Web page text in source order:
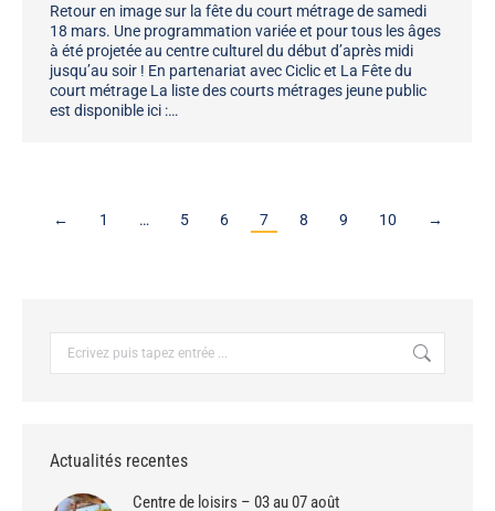
Retour en image sur la fête du court métrage de samedi
18 mars. Une programmation variée et pour tous les âges
à été projetée au centre culturel du début d’après midi
jusqu’au soir ! En partenariat avec Ciclic et La Fête du
court métrage La liste des courts métrages jeune public
est disponible ici :…
← 1 … 5 6 7 8 9 10 →
Actualités recentes
Centre de loisirs – 03 au 07 août